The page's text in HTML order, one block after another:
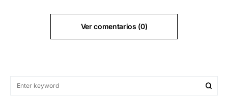
Ver comentarios (0)